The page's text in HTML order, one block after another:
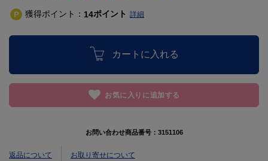
獲得ポイント： 14ポイント 詳細
カートに入れる
お気に入りに追加する
お問い合わせ商品番号： 3151106
返品について お取り寄せについて